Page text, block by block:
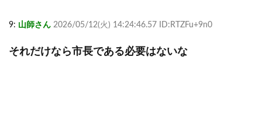
9: 山師さん 2026/05/12(火) 14:24:46.57 ID:RTZFu+9n0
それだけなら市長である必要はないな